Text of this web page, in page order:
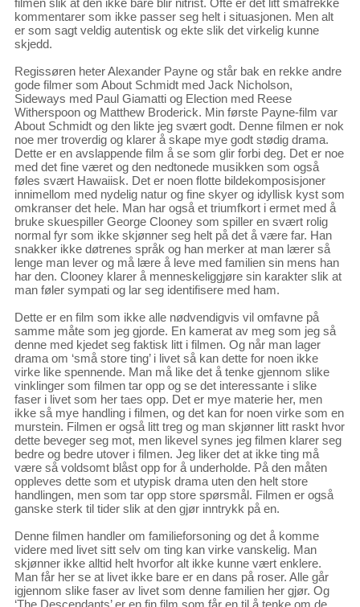
filmen slik at den ikke bare blir nitrist. Ofte er det litt småfrekke
kommentarer som ikke passer seg helt i situasjonen. Men alt
er som sagt veldig autentisk og ekte slik det virkelig kunne
skjedd.
Regissøren heter Alexander Payne og står bak en rekke andre
gode filmer som About Schmidt med Jack Nicholson,
Sideways med Paul Giamatti og Election med Reese
Witherspoon og Matthew Broderick. Min første Payne-film var
About Schmidt og den likte jeg svært godt. Denne filmen er nok
noe mer troverdig og klarer å skape mye godt stødig drama.
Dette er en avslappende film å se som glir forbi deg. Det er noe
med det fine været og den nedtonede musikken som også
føles svært Hawaiisk. Det er noen flotte bildekomposisjoner
innimellom med nydelig natur og fine skyer og idyllisk kyst som
omkranser det hele. Man har også et triumfkort i ermet med å
bruke skuespiller George Clooney som spiller en svært rolig
normal fyr som ikke skjønner seg helt på det å være far. Han
snakker ikke døtrenes språk og han merker at man lærer så
lenge man lever og må lære å leve med familien sin mens han
har den. Clooney klarer å menneskeliggjøre sin karakter slik at
man føler sympati og lar seg identifisere med ham.
Dette er en film som ikke alle nødvendigvis vil omfavne på
samme måte som jeg gjorde. En kamerat av meg som jeg så
denne med kjedet seg faktisk litt i filmen. Og når man lager
drama om ‘små store ting’ i livet så kan dette for noen ikke
virke like spennende. Man må like det å tenke gjennom slike
vinklinger som filmen tar opp og se det interessante i slike
faser i livet som her taes opp. Det er mye materie her, men
ikke så mye handling i filmen, og det kan for noen virke som en
murstein. Filmen er også litt treg og man skjønner litt raskt hvor
dette beveger seg mot, men likevel synes jeg filmen klarer seg
bedre og bedre utover i filmen. Jeg liker det at ikke ting må
være så voldsomt blåst opp for å underholde. På den måten
oppleves dette som et utypisk drama uten den helt store
handlingen, men som tar opp store spørsmål. Filmen er også
ganske sterk til tider slik at den gjør inntrykk på en.
Denne filmen handler om familieforsoning og det å komme
videre med livet sitt selv om ting kan virke vanskelig. Man
skjønner ikke alltid helt hvorfor alt ikke kunne vært enklere.
Man får her se at livet ikke bare er en dans på roser. Alle går
igjennom slike faser av livet som denne familien her gjør. Og
‘The Descendants’ er en fin film som får en til å tenke om de